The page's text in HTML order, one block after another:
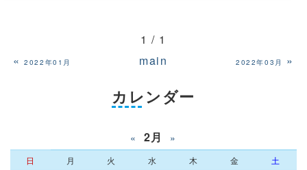
1 / 1
«2022年01月 main 2022年03月 »
カレンダー
« 2月 »
日 月 火 水 木 金
土